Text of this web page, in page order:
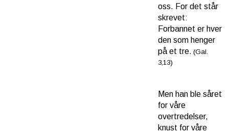
oss. For det står
skrevet:
Forbannet er hver
den som henger
på et tre. (Gal.
3,13)
Men han ble såret
for våre
overtredelser,
knust for våre